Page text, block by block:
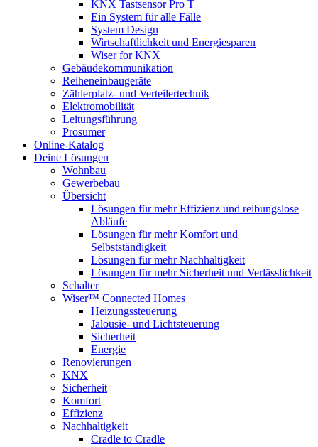
KNX Tastsensor Pro T
Ein System für alle Fälle
System Design
Wirtschaftlichkeit und Energiesparen
Wiser for KNX
Gebäudekommunikation
Reiheneinbaugeräte
Zählerplatz- und Verteilertechnik
Elektromobilität
Leitungsführung
Prosumer
Online-Katalog
Deine Lösungen
Wohnbau
Gewerbebau
Übersicht
Lösungen für mehr Effizienz und reibungslose
Abläufe
Lösungen für mehr Komfort und
Selbstständigkeit
Lösungen für mehr Nachhaltigkeit
Lösungen für mehr Sicherheit und Verlässlichkeit
Schalter
Wiser™ Connected Homes
Heizungssteuerung
Jalousie- und Lichtsteuerung
Sicherheit
Energie
Renovierungen
KNX
Sicherheit
Komfort
Effizienz
Nachhaltigkeit
Cradle to Cradle